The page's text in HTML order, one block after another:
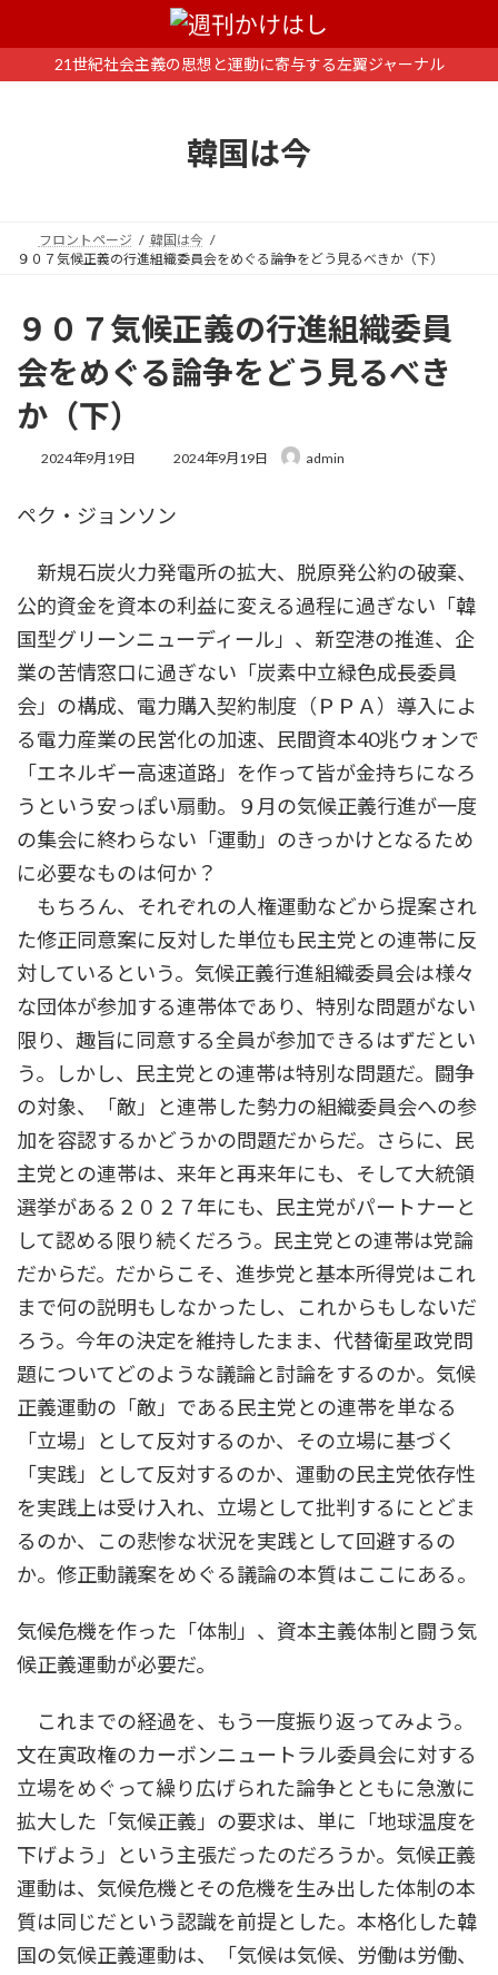
ン
ー
21世紀社会主義の思想と運動に寄与する左翼ジャーナル
韓国は今
フロントページ
韓国は今
９０７気候正義の行進組織委員会をめぐる論争をどう見るべきか（下）
９０７気候正義の行進組織委員
会をめぐる論争をどう見るべき
か（下）
2024年9月19日
最
新
:
2024年9月19日 admin
ペク・ジョンソン
新規石炭火力発電所の拡大、脱原発公約の破棄、
公的資金を資本の利益に変える過程に過ぎない「韓
国型グリーンニューディール」、新空港の推進、企
業の苦情窓口に過ぎない「炭素中立緑色成長委員
会」の構成、電力購入契約制度（ＰＰＡ）導入によ
る電力産業の民営化の加速、民間資本40兆ウォンで
「エネルギー高速道路」を作って皆が金持ちになろ
うという安っぽい扇動。９月の気候正義行進が一度
の集会に終わらない「運動」のきっかけとなるため
に必要なものは何か？
もちろん、それぞれの人権運動などから提案され
た修正同意案に反対した単位も民主党との連帯に反
対しているという。気候正義行進組織委員会は様々
な団体が参加する連帯体であり、特別な問題がない
限り、趣旨に同意する全員が参加できるはずだとい
う。しかし、民主党との連帯は特別な問題だ。闘争
の対象、「敵」と連帯した勢力の組織委員会への参
加を容認するかどうかの問題だからだ。さらに、民
主党との連帯は、来年と再来年にも、そして大統領
選挙がある２０２７年にも、民主党がパートナーと
して認める限り続くだろう。民主党との連帯は党論
だからだ。だからこそ、進歩党と基本所得党はこれ
まで何の説明もしなかったし、これからもしないだ
ろう。今年の決定を維持したまま、代替衛星政党問
題についてどのような議論と討論をするのか。気候
正義運動の「敵」である民主党との連帯を単なる
「立場」として反対するのか、その立場に基づく
「実践」として反対するのか、運動の民主党依存性
を実践上は受け入れ、立場として批判するにとどま
るのか、この悲惨な状況を実践として回避するの
か。修正動議案をめぐる議論の本質はここにある。
気候危機を作った「体制」、資本主義体制と闘う気
候正義運動が必要だ。
これまでの経過を、もう一度振り返ってみよう。
文在寅政権のカーボンニュートラル委員会に対する
立場をめぐって繰り広げられた論争とともに急激に
拡大した「気候正義」の要求は、単に「地球温度を
下げよう」という主張だったのだろうか。気候正義
運動は、気候危機とその危機を生み出した体制の本
質は同じだという認識を前提とした。本格化した韓
国の気候正義運動は、「気候は気候、労働は労働、